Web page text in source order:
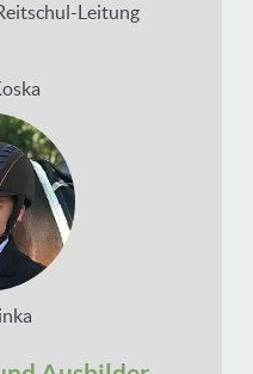
Leitung